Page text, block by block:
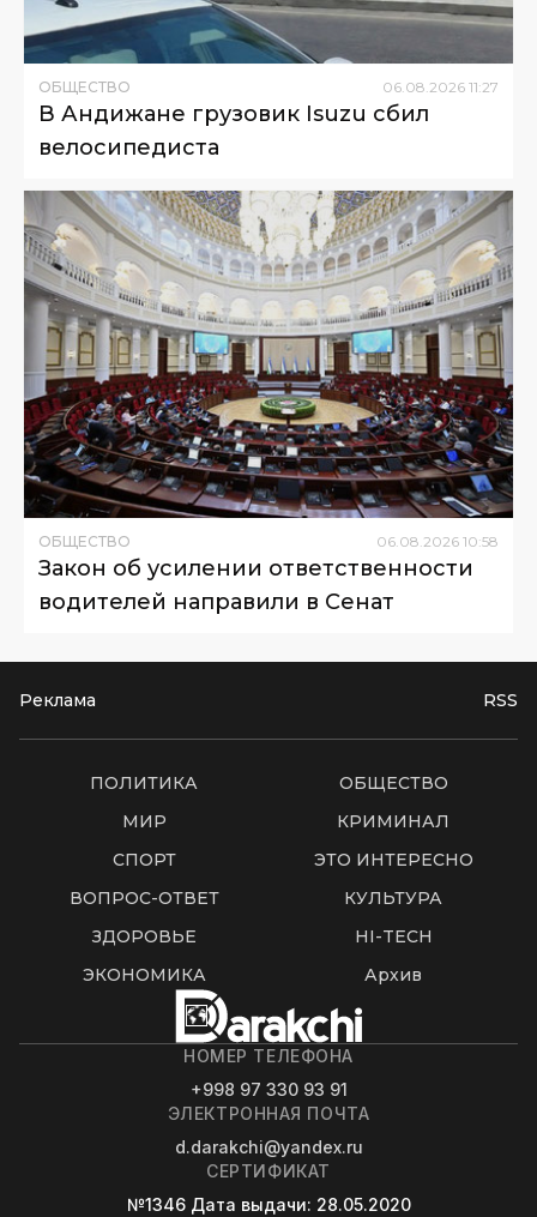
ОБЩЕСТВО 06.08.2026 11:27
В Андижане грузовик Isuzu сбил
велосипедиста
ОБЩЕСТВО 06 08 2026 10:58
Закон об усилении ответственности
водителей направили в Сенат
Реклама RSS
ПОЛИТИКА
ОБЩЕСТВО
МИР
КРИМИНАЛ
СПОРТ
ЭТО ИНТЕРЕСНО
ВОПРОС-ОТВЕТ
КУЛЬТУРА
ЗДОРОВЬЕ
HI-TECH
ЭКОНОМИКА
Архив
НОМЕР ТЕЛЕФОНА
+998 97 330 93 91
ЭЛЕКТРОННАЯ ПОЧТА
d.darakchi@yandex.ru
СЕРТИФИКАТ
№1346 Дата выдачи: 28.05.2020